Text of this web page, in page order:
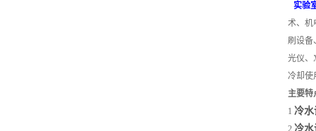
实验
术、机
刷设备
光仪、
冷却使
主要特
1 冷
2 冷